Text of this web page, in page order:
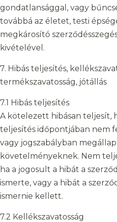
gondatlansággal, vagy
továbbá az életet, testi
megkárosító
kivételével.
7. Hibás teljesítés,
termékszavatosság, jótállás
7.1 Hibás teljesítés
A kötelezett hibásan teljesít,
teljesítés időpontjában nem
vagy jogszabályban
követelményeknek. Nem
ha a jogosult a hibát a
ismerte, vagy a hibát a
ismernie kellett.
7.2 Kellékszavatosság